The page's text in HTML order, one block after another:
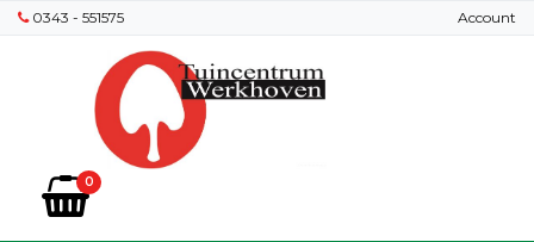
0343 - 551575 Account
0